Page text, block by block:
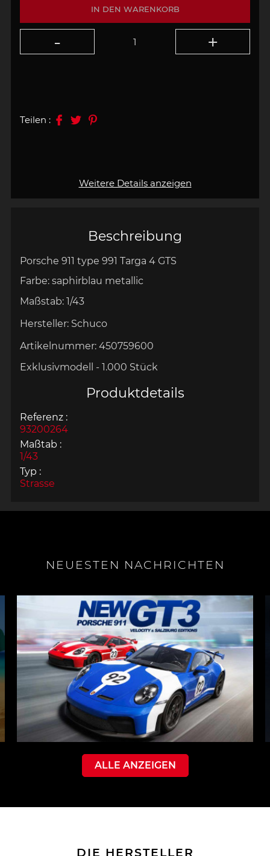
Beschreibung
Porsche 911 type 991 Targa 4 GTS
Farbe: saphirblau metallic
Maßstab: 1/43
Hersteller: Schuco
Artikelnummer: 450759600
Exklusivmodell - 1.000 Stück
Produktdetails
Referenz :
93200264
Maßtab :
1/43
Typ :
Strasse
Weitere Details anzeigen
IN DEN WARENKORB
Teilen :
NEUESTEN NACHRICHTEN
ALLE ANZEIGEN
DIE HERSTELLER